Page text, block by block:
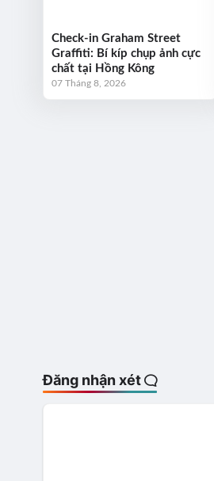
Check-in Graham Street
Graffiti: Bí kíp chụp ảnh cực
chất tại Hồng Kông
07 Tháng 8, 2026
Đăng nhận xét